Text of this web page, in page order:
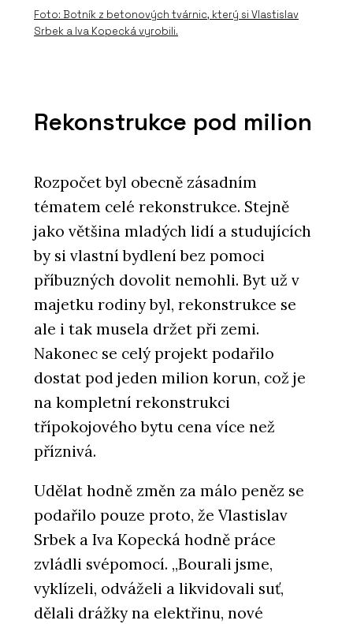
O FIRMĚ
AGC Glass Europe
PRODUKTY
Konfigurátor skla - AGC Glass Europe
PRODUKTY
Dekorativní skla - AGC Glass Europe
Foto: Botník z betonových tvárnic, který si Vlastislav
Srbek a Iva Kopecká vyrobili.
Rekonstrukce pod milion
Rozpočet byl obecně zásadním
tématem celé rekonstrukce. Stejně
jako většina mladých lidí a studujících
by si vlastní bydlení bez pomoci
příbuzných dovolit nemohli. Byt už v
majetku rodiny byl, rekonstrukce se
ale i tak musela držet při zemi.
Nakonec se celý projekt podařilo
dostat pod jeden milion korun, což je
na kompletní rekonstrukci
třípokojového bytu cena více než
příznivá.
Udělat hodně změn za málo peněz se
podařilo pouze proto, že Vlastislav
Srbek a Iva Kopecká hodně práce
zvládli svépomocí. „Bourali jsme,
vyklízeli, odváželi a likvidovali suť,
dělali drážky na elektřinu, nové